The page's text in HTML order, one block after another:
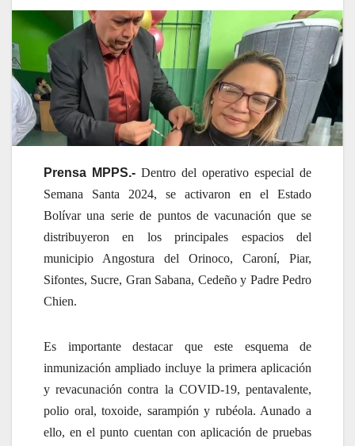
Prensa MPPS.- Dentro del operativo especial de
Semana Santa 2024, se activaron en el Estado
Bolívar una serie de puntos de vacunación que se
distribuyeron en los principales espacios del
municipio Angostura del Orinoco, Caroní, Piar,
Sifontes, Sucre, Gran Sabana, Cedeño y Padre Pedro
Chien.
Es importante destacar que este esquema de
inmunización ampliado incluye la primera aplicación
y revacunación contra la COVID-19, pentavalente,
polio oral, toxoide, sarampión y rubéola. Aunado a
ello, en el punto cuentan con aplicación de pruebas